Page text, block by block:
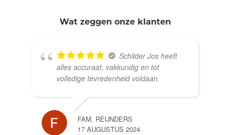
Wat zeggen onze klanten
Schilder Jos heeft
alles accuraat, vakkundig en tot
volledige tevredenheid voldaan.
FAM. REIJNDERS
17 AUGUSTUS 2024